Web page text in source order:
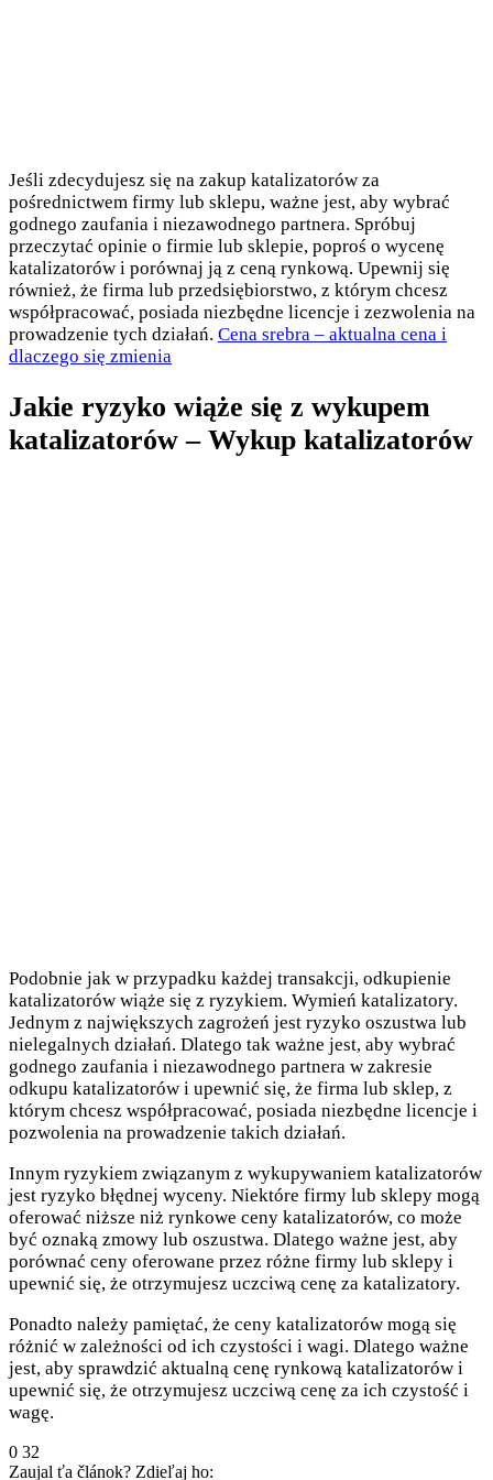
Jeśli zdecydujesz się na zakup katalizatorów za
pośrednictwem firmy lub sklepu, ważne jest, aby wybrać
godnego zaufania i niezawodnego partnera. Spróbuj
przeczytać opinie o firmie lub sklepie, poproś o wycenę
katalizatorów i porównaj ją z ceną rynkową. Upewnij się
również, że firma lub przedsiębiorstwo, z którym chcesz
współpracować, posiada niezbędne licencje i zezwolenia na
prowadzenie tych działań. Cena srebra – aktualna cena i
dlaczego się zmienia
Jakie ryzyko wiąże się z wykupem
katalizatorów – Wykup katalizatorów
Podobnie jak w przypadku każdej transakcji, odkupienie
katalizatorów wiąże się z ryzykiem. Wymień katalizatory.
Jednym z największych zagrożeń jest ryzyko oszustwa lub
nielegalnych działań. Dlatego tak ważne jest, aby wybrać
godnego zaufania i niezawodnego partnera w zakresie
odkupu katalizatorów i upewnić się, że firma lub sklep, z
którym chcesz współpracować, posiada niezbędne licencje i
pozwolenia na prowadzenie takich działań.
Innym ryzykiem związanym z wykupywaniem katalizatorów
jest ryzyko błędnej wyceny. Niektóre firmy lub sklepy mogą
oferować niższe niż rynkowe ceny katalizatorów, co może
być oznaką zmowy lub oszustwa. Dlatego ważne jest, aby
porównać ceny oferowane przez różne firmy lub sklepy i
upewnić się, że otrzymujesz uczciwą cenę za katalizatory.
Ponadto należy pamiętać, że ceny katalizatorów mogą się
różnić w zależności od ich czystości i wagi. Dlatego ważne
jest, aby sprawdzić aktualną cenę rynkową katalizatorów i
upewnić się, że otrzymujesz uczciwą cenę za ich czystość i
wagę.
0 32
Zaujal ťa článok? Zdieľaj ho: